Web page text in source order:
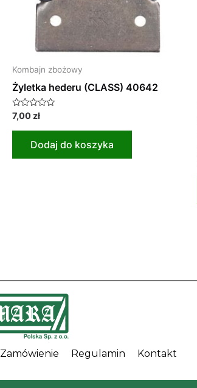
Kombajn zbożowy
Żyletka hederu (CLASS) 40642
Oceniono
na
7,00 zł
Dodaj do koszyka
Zamówienie Regulamin Kontakt